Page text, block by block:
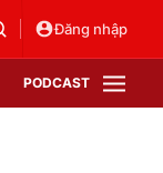
Đăng nhập
PODCAST